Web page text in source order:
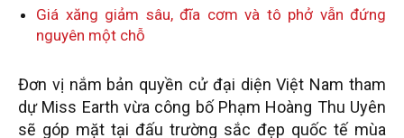
Giá xăng giảm sâu, đĩa cơm và tô phở vẫn đứng
nguyên một chỗ
Đơn vị nắm bản quyền cử đại diện Việt Nam tham
dự Miss Earth vừa công bố Phạm Hoàng Thu Uyên
sẽ góp mặt tại đấu trường sắc đẹp quốc tế mùa